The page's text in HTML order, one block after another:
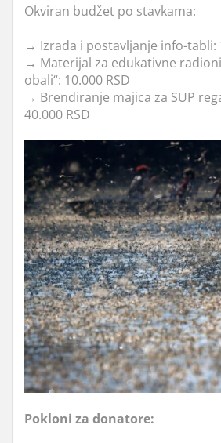
Okviran budžet po stavkama:
→ Izrada i postavljanje info-tabli:
→ Materijal za edukativne
obali“: 10.000 RSD
→ Brendiranje majica za SUP
40.000 RSD
Pokloni za donatore: